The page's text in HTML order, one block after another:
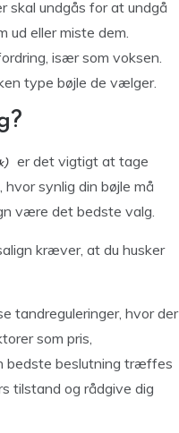
skal undgås for at undgå
ud eller miste dem.
især som voksen.
type bøjle de vælger.
er det vigtigt at tage
synlig din bøjle må
være det bedste valg.
kræver, at du husker
tandreguleringer, hvor der
som pris,
bedste beslutning træffes
tilstand og rådgive dig